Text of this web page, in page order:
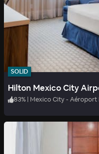
SOLID
Hilton Mexico City
83% | Mexico City - Aéroport